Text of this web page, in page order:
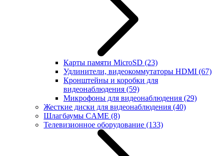
Карты памяти MicroSD (23)
Удлинители, видеокоммутаторы HDMI (67)
Кронштейны и коробки для
видеонаблюдения (59)
Микрофоны для видеонаблюдения (29)
Жесткие диски для видеонаблюдения (40)
Шлагбаумы CAME (8)
Телевизионное оборудование (133)